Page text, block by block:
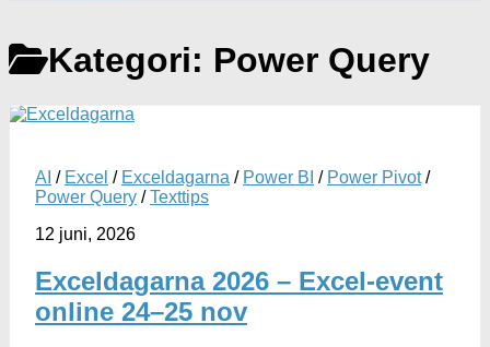
Kategori: Power Query
AI / Excel / Exceldagarna / Power BI / Power Pivot/
Power Query /Texttips
12 juni, 2026
Exceldagarna 2026 – Excel-event
online 24–25 nov